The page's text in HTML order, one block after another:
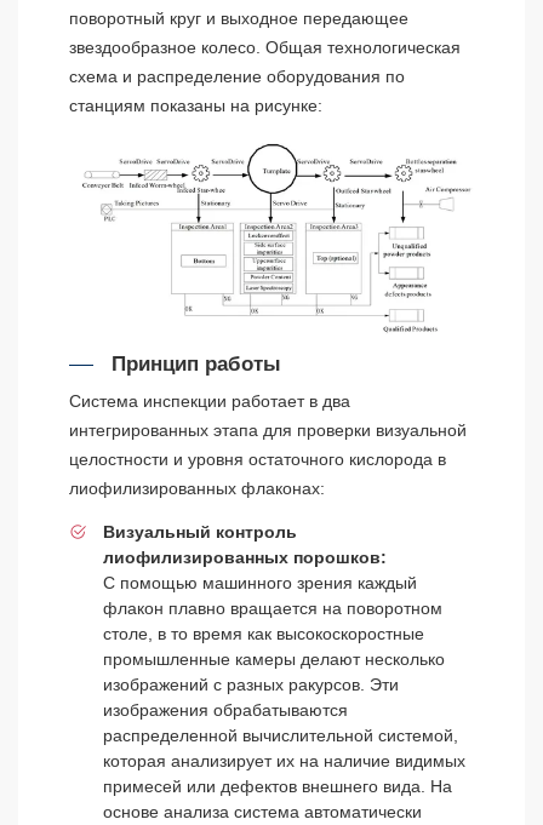
поворотный круг и выходное передающее
звездообразное колесо. Общая технологическая
схема и распределение оборудования по
станциям показаны на рисунке:
Принцип работы
Система инспекции работает в два
интегрированных этапа для проверки визуальной
целостности и уровня остаточного кислорода в
лиофилизированных флаконах:
Визуальный контроль
лиофилизированных порошков:
С помощью машинного зрения каждый
флакон плавно вращается на поворотном
столе, в то время как высокоскоростные
промышленные камеры делают несколько
изображений с разных ракурсов. Эти
изображения обрабатываются
распределенной вычислительной системой,
которая анализирует их на наличие видимых
примесей или дефектов внешнего вида. На
основе анализа система автоматически